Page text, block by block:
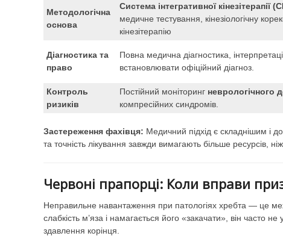
Методологічна
основа
Система інтегративної кінезітерапії
медичне тестування, кінезіологічну
кінезітерапію
Діагностика та
право
Повна медична діагностика,
встановлювати офіційний діагноз.
Контроль
ризиків
Постійний моніторинг неврологічного
компресійних синдромів.
Застереження фахівця: Медичний підхід є складнішим і
та точність лікування завжди вимагають більше ресурсів,
Червоні прапорці: Коли вправи
Неправильне навантаження при патологіях хребта — це
слабкість м’яза і намагається його «закачати», він
здавлення корінця.